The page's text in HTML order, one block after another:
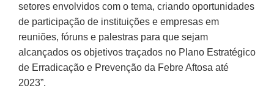
setores envolvidos com o tema, criando oportunidades
de participação de instituições e empresas em
reuniões, fóruns e palestras para que sejam
alcançados os objetivos traçados no Plano Estratégico
de Erradicação e Prevenção da Febre Aftosa até
2023”.